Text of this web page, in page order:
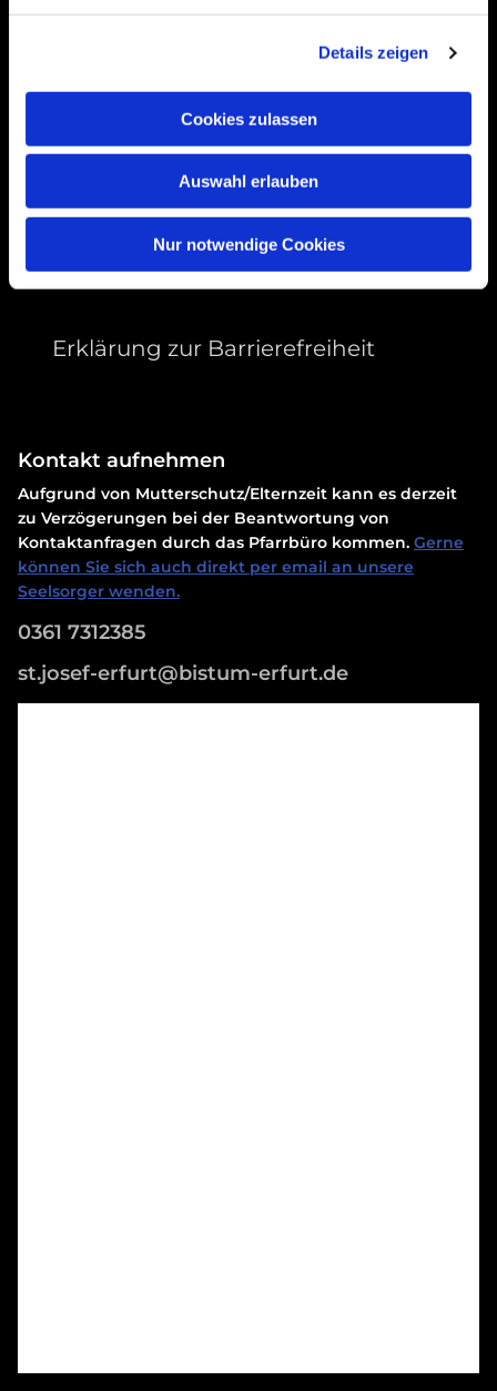
Details zeigen
Cookies zulassen
Auswahl erlauben
Nur notwendige Cookies
Bitte akzeptieren Sie Marketing-Cookies,
Accept cookies
Erklärung zur Barrierefreiheit
Kontakt aufnehmen
Aufgrund von Mutterschutz/Elternzeit kann es derzeit
zu Verzögerungen bei der Beantwortung von
Kontaktanfragen durch das Pfarrbüro kommen. Gerne
können Sie sich auch direkt per email an unsere
Seelsorger wenden.
0361 7312385
st.josef-erfurt@bistum-erfurt.de